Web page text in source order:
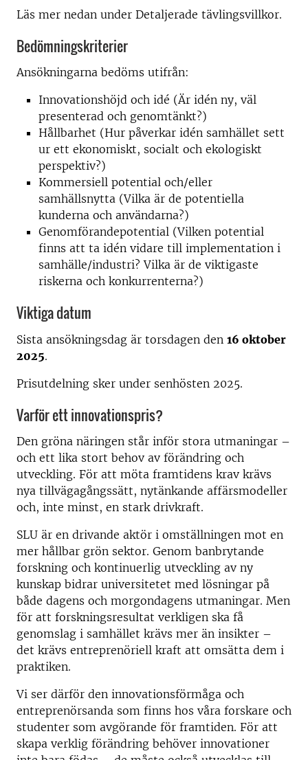
Läs mer nedan under Detaljerade tävlingsvillkor.
Bedömningskriterier
Ansökningarna bedöms utifrån:
Innovationshöjd och idé (Är idén ny, väl
presenterad och genomtänkt?)
Hållbarhet (Hur påverkar idén samhället sett
ur ett ekonomiskt, socialt och ekologiskt
perspektiv?)
Kommersiell potential och/eller
samhällsnytta (Vilka är de potentiella
kunderna och användarna?)
Genomförandepotential (Vilken potential
finns att ta idén vidare till implementation i
samhälle/industri? Vilka är de viktigaste
riskerna och konkurrenterna?)
Viktiga datum
Sista ansökningsdag är torsdagen den 16 oktober
2025.
Prisutdelning sker under senhösten 2025.
Varför ett innovationspris?
Den gröna näringen står inför stora utmaningar –
och ett lika stort behov av förändring och
utveckling. För att möta framtidens krav krävs
nya tillvägagångssätt, nytänkande affärsmodeller
och, inte minst, en stark drivkraft.
SLU är en drivande aktör i omställningen mot en
mer hållbar grön sektor. Genom banbrytande
forskning och kontinuerlig utveckling av ny
kunskap bidrar universitetet med lösningar på
både dagens och morgondagens utmaningar. Men
för att forskningsresultat verkligen ska få
genomslag i samhället krävs mer än insikter –
det krävs entreprenöriell kraft att omsätta dem i
praktiken.
Vi ser därför den innovationsförmåga och
entreprenörsanda som finns hos våra forskare och
studenter som avgörande för framtiden. För att
skapa verklig förändring behöver innovationer